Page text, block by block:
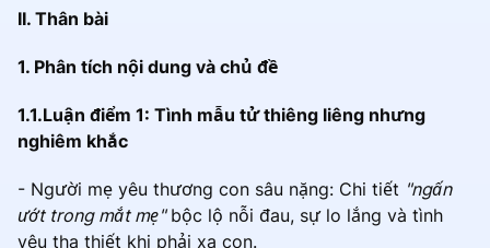
II. Thân bài
1. Phân tích nội dung và chủ đề
1.1.Luận điểm 1: Tình mẫu tử thiêng liêng nhưng
nghiêm khắc
- Người mẹ yêu thương con sâu nặng: Chi tiết "ngấn
ướt trong mắt mẹ"bộc lộ nỗi đau, sự lo lắng và tình
yêu tha thiết khi phải xa con.